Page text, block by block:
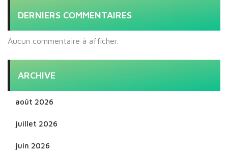
DERNIERS COMMENTAIRES
Aucun commentaire à afficher.
ARCHIVE
août 2026
juillet 2026
juin 2026